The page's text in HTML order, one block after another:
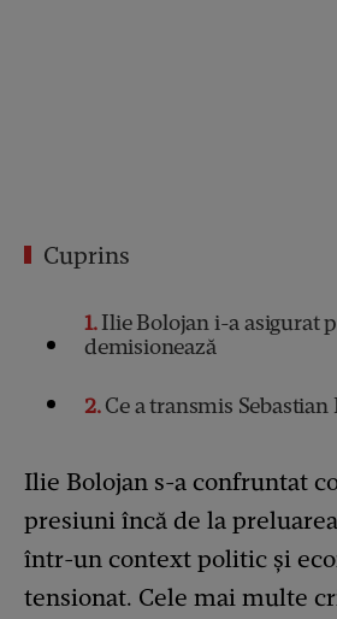
Cuprins
1Ilie Bolojan i-a asigurat
demisionează
2Ce a transmis
Ilie Bolojan s-a confruntat
presiuni încă de la
într-un context politic și
tensionat. Cele mai multe